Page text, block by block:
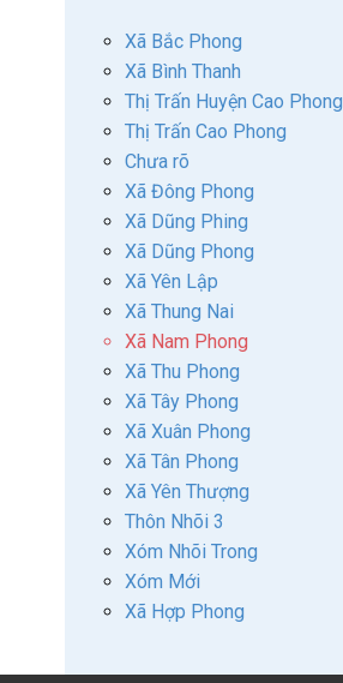
Xã Bắc Phong
Xã Bình Thanh
Thị Trấn Huyện Cao Phong
Thị Trấn Cao Phong
Chưa rõ
Xã Đông Phong
Xã Dũng Phing
Xã Dũng Phong
Xã Yên Lập
Xã Thung Nai
Xã Nam Phong
Xã Thu Phong
Xã Tây Phong
Xã Xuân Phong
Xã Tân Phong
Xã Yên Thượng
Thôn Nhõi 3
Xóm Nhõi Trong
Xóm Mới
Xã Hợp Phong